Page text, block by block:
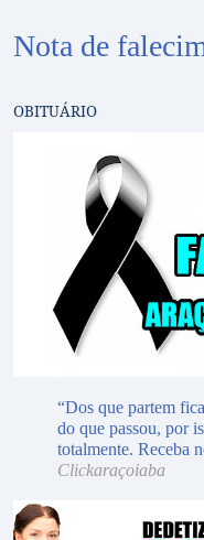
Nota de
OBITUÁRIO
“Dos que partem
do que passou, por
totalmente. Receba
Clickaraçoiaba